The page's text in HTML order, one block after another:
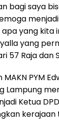
bagi saya
yang kita
yang
57 Raja dan
PYM
Lampung
Ketua
kerajaan